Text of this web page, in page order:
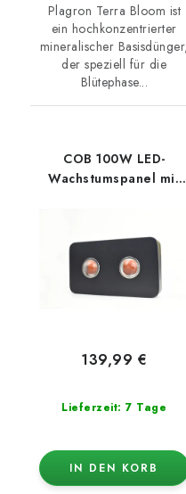
Plagron Terra Bloom ist
ein hochkonzentrierter
mineralischer Basisdünger,
der speziell für die
Blütephase...
COB 100W LED-
Wachstumspanel mit
Lieferzeit: 7 Tage
139,99 €
IN DEN KORB